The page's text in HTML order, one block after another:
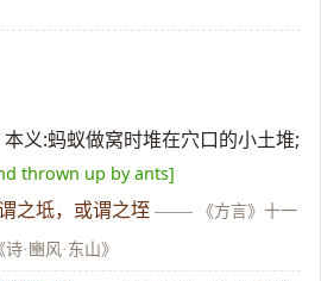
义:蚂蚁做窝时堆在穴口的小土堆;
thrown up by ants]
之坻，或谓之垤 —— 《方言》十一
诗·豳风·东山》